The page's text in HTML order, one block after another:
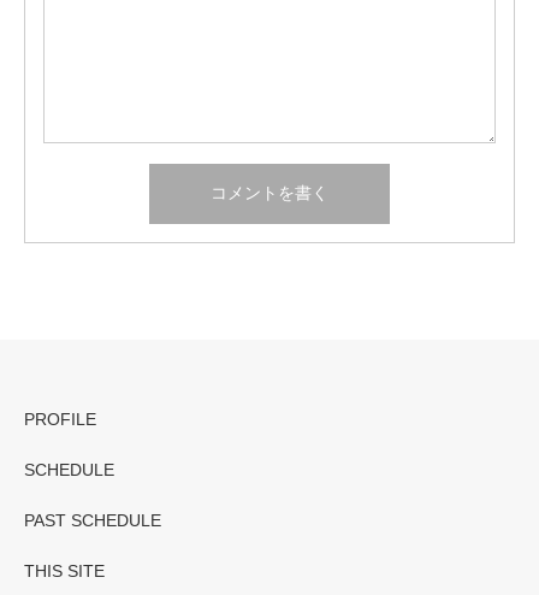
PROFILE
SCHEDULE
PAST SCHEDULE
THIS SITE